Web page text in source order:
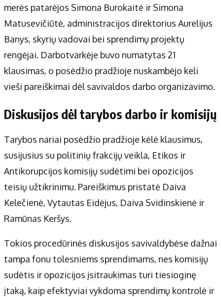
merės patarėjos Simona Burokaitė ir Simona
Matusevičiūtė, administracijos direktorius Aurelijus
Banys, skyrių vadovai bei sprendimų projektų
rengėjai. Darbotvarkėje buvo numatytas 21
klausimas, o posėdžio pradžioje nuskambėjo keli
vieši pareiškimai dėl savivaldos darbo organizavimo.
Diskusijos dėl tarybos darbo ir komisijų
Tarybos nariai posėdžio pradžioje kėlė klausimus,
susijusius su politinių frakcijų veikla, Etikos ir
Antikorupcijos komisijų sudėtimi bei opozicijos
teisių užtikrinimu. Pareiškimus pristatė Daiva
Kelečienė, Vytautas Eidėjus, Daiva Svidinskienė ir
Ramūnas Keršys.
Tokios procedūrinės diskusijos savivaldybėse dažnai
tampa fonu tolesniems sprendimams, nes komisijų
sudėtis ir opozicijos įsitraukimas turi tiesioginę
įtaką, kaip efektyviai vykdoma sprendimų kontrolė ir